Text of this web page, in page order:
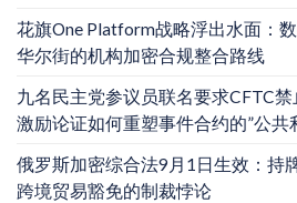
花旗One Platform战略浮出水面：
华尔街的机构加密合规整合路线
九名民主党参议员联名要求CFTC
激励论证如何重塑事件合约的”公共
俄罗斯加密综合法9月1日生效：持
跨境贸易豁免的制裁悖论